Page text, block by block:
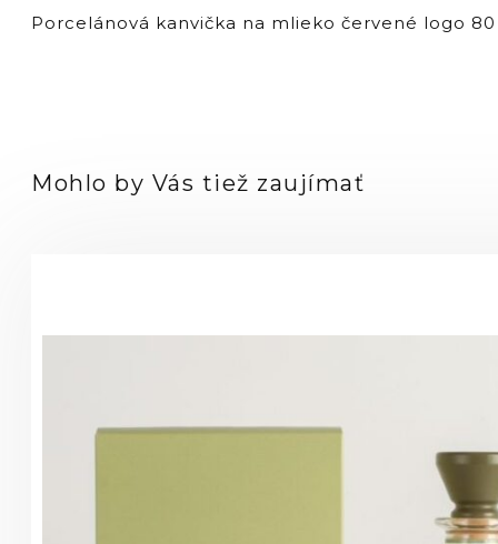
-
Porcelánová kanvička na mlieko červené logo
Mohlo by Vás tiež zaujímať